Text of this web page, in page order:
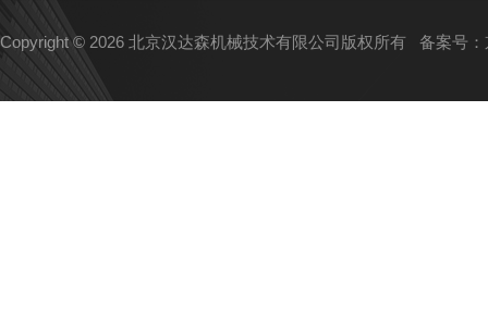
Copyright © 2026 北京汉达森机械技术有限公司版权所有 备案号：